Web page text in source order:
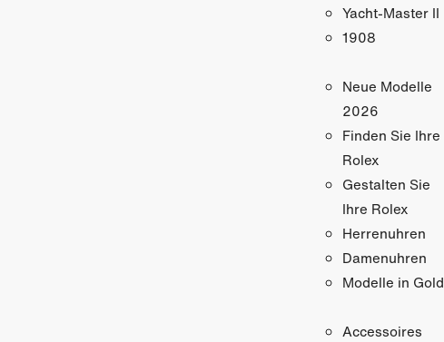
Yacht-Master II
1908
Neue Modelle
2026
Finden Sie Ihre
Rolex
Gestalten Sie
Ihre Rolex
Herrenuhren
Damenuhren
Modelle in Gold
Accessoires